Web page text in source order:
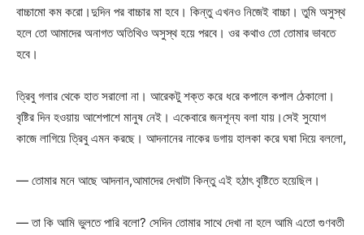
বাচ্চামো কম করো।দুদিন পর বাচ্চার মা হবে। কিন্তু এখনও নিজেই বাচ্চা। তুমি অসুস্থ
হলে তো আমাদের অনাগত অতিথিও অসুস্থ হয়ে পরবে। ওর কথাও তো তোমার ভাবতে
হবে।
ত্রিবু গলার থেকে হাত সরালো না। আরেকটু শক্ত করে ধরে কপালে কপাল ঠেকালো।
বৃষ্টির দিন হওয়ায় আশেপাশে মানুষ নেই। একেবারে জনশূন্য বলা যায়।সেই সুযোগ
কাজে লাগিয়ে ত্রিবু এমন করছে। আদনানের নাকের ডগায় হালকা করে ঘষা দিয়ে বললো,
— তোমার মনে আছে আদনান,আমাদের দেখাটা কিন্তু এই হঠাৎ বৃষ্টিতে হয়েছিল।
— তা কি আমি ভুলতে পারি বলো? সেদিন তোমার সাথে দেখা না হলে আমি এতো গুণবতী